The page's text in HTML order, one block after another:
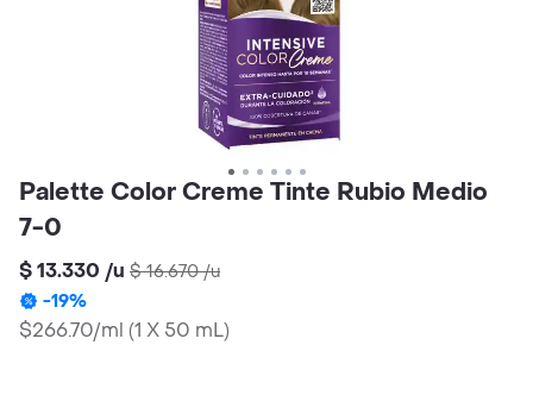
Palette Color Creme Tinte Rubio Medio
7-0
$ 13.330 /u $ 16.670/u
-19%
$266.70/ml (1 X 50 mL)